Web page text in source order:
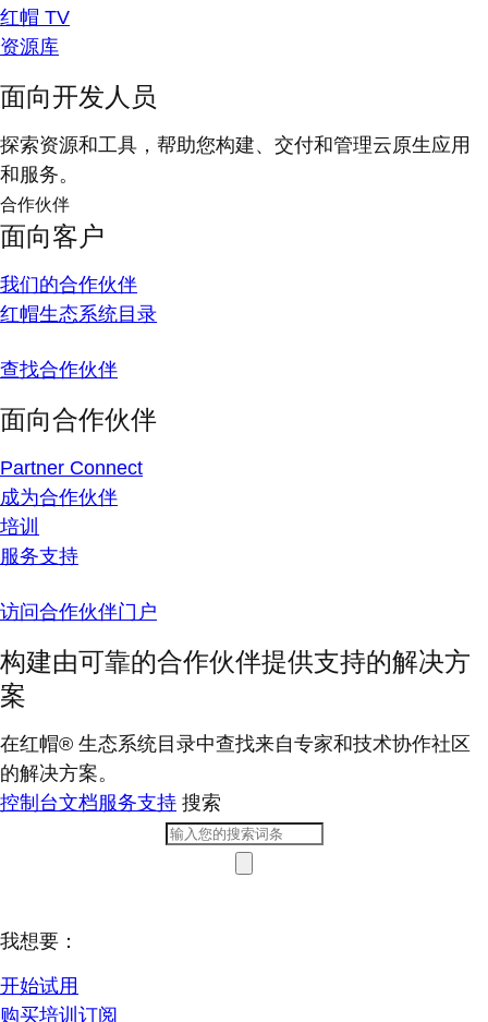
红帽 TV
资源库
面向开发人员
探索资源和工具，帮助您构建、交付和管理云原生应用
和服务。
合作伙伴
面向客户
我们的合作伙伴
红帽生态系统目录
查找合作伙伴
面向合作伙伴
Partner Connect
成为合作伙伴
培训
服务支持
访问合作伙伴门户
构建由可靠的合作伙伴提供支持的解决方
案
在红帽® 生态系统目录中查找来自专家和技术协作社区
的解决方案。
控制台文档服务支持 搜索
我想要：
开始试用
购买培训订阅